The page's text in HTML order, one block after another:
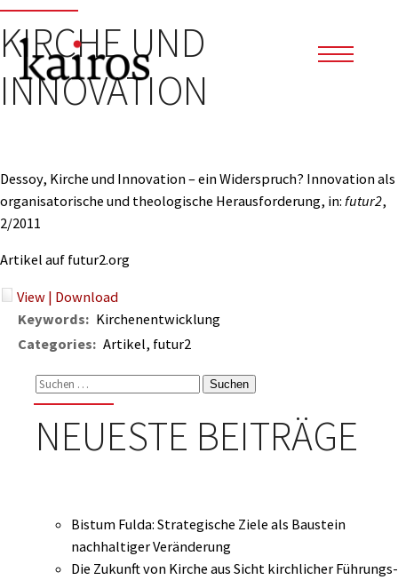
KIRCHE UND
INNOVATION
Dessoy, Kirche und Innovation – ein Widerspruch? Innovation als
organisatorische und theologische Herausforderung, in: futur2,
2/2011
Artikel auf futur2.org
View | Download
Keywords: Kirchenentwicklung
Categories: Artikel, futur2
Suchen
nach:
NEUESTE BEITRÄGE
Bistum Fulda: Strategische Ziele als Baustein
nachhaltiger Veränderung
Die Zukunft von Kirche aus Sicht kirchlicher Führungs-